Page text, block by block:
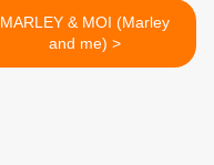
MARLEY & MOI (Marley
and me) >